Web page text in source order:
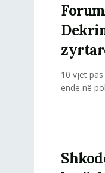
10 vjet
ende në